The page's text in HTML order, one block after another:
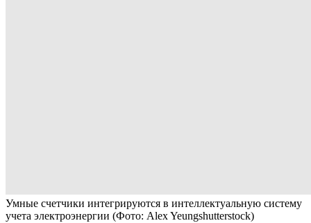
Умные счетчики интегрируются в интеллектуальную систему
учета электроэнергии (Фото: Alex Yeungshutterstock)